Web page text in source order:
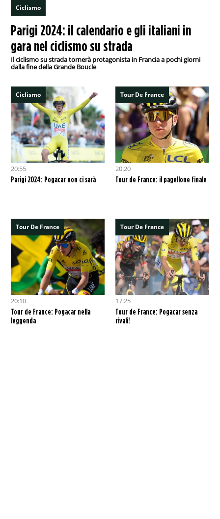
Ciclismo
Parigi 2024: il calendario e gli italiani in
gara nel ciclismo su strada
Il ciclismo su strada tornerà protagonista in Francia a pochi giorni
dalla fine della Grande Boucle
Ciclismo
20:55
Parigi 2024: Pogacar non ci sarà
Tour De France
20:20
Tour de France: il pagellone finale
Tour De France
20:10
Tour de France: Pogacar nella
leggenda
Tour De France
17:25
Tour de France: Pogacar senza
rivali!